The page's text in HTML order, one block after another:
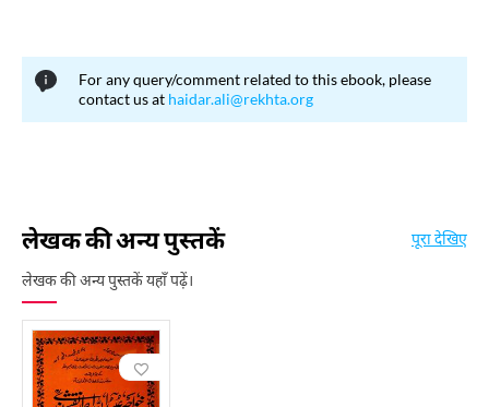
For any query/comment related to this ebook, please
contact us at haidar.ali@rekhta.org
लेखक की अन्य पुस्तकें
लेखक की अन्य पुस्तकें यहाँ पढ़ें।
पूरा देखिए